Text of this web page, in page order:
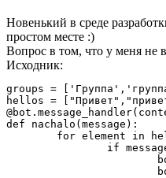
Новенький в среде
простом месте :)
Вопрос в том, что у меня не
Исходник:
groups =
hellos =
def nachalo(message):
for element in
if